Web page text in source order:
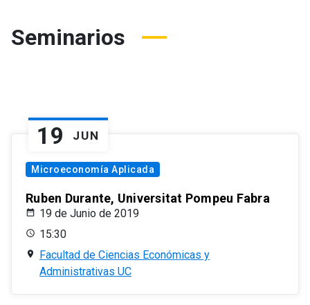
Seminarios
19 JUN
Microeconomía Aplicada
Ruben Durante, Universitat Pompeu Fabra
19 de Junio de 2019
15:30
Facultad de Ciencias Económicas y
Administrativas UC